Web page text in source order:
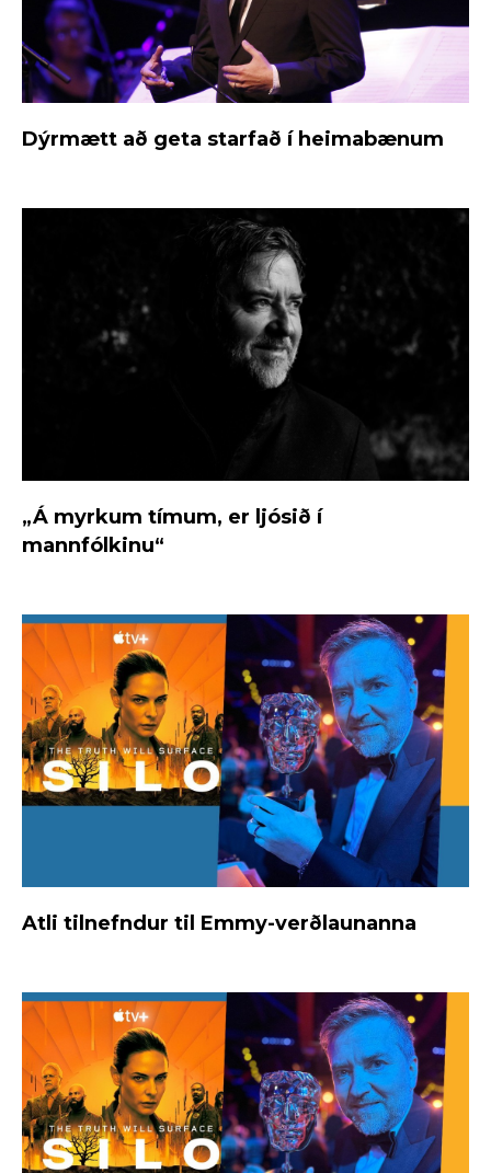
Dýrmætt að geta starfað í heimabænum
„Á myrkum tímum, er ljósið í
mannfólkinu“
Atli tilnefndur til Emmy-verðlaunanna